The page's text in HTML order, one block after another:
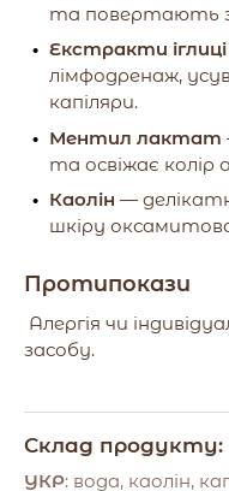
та повертають
Екстракти
лімфодренаж,
капіляри.
Ментил лактат
та освіжає колір
Каолін —
шкіру
Протипокази
Алергія чи
засобу.
Склад продукту:
УКР: вода, каолін,